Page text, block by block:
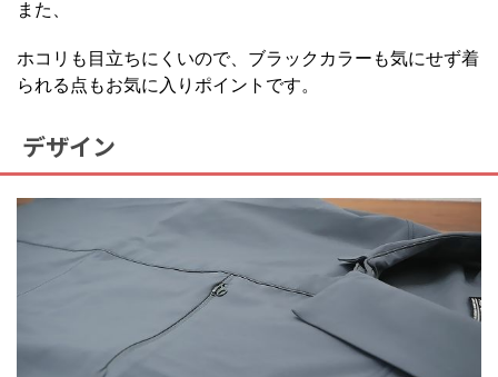
また、
ホコリも目立ちにくいので、ブラックカラーも気にせず着
られる点もお気に入りポイントです。
デザイン